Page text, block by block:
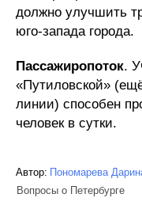
должно улучшить
юго-запада города.
Пассажиропоток.
«Путиловской»
линии) способен
человек в сутки.
Автор: Пономарева
Вопросы о Петербурге